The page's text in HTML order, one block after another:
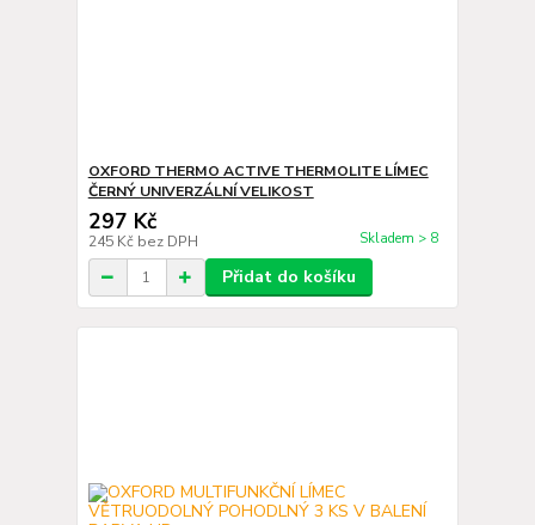
OXFORD THERMO ACTIVE THERMOLITE LÍMEC
ČERNÝ UNIVERZÁLNÍ VELIKOST
297 Kč
245 Kč bez DPH Skladem > 8
Přidat do košíku